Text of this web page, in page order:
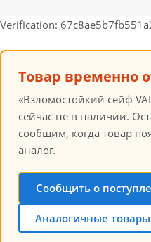
Verification:
Товар временно
«Взломостойкий сейф
сейчас не в наличии.
сообщим, когда товар
аналог.
Сообщить о
Аналогичные